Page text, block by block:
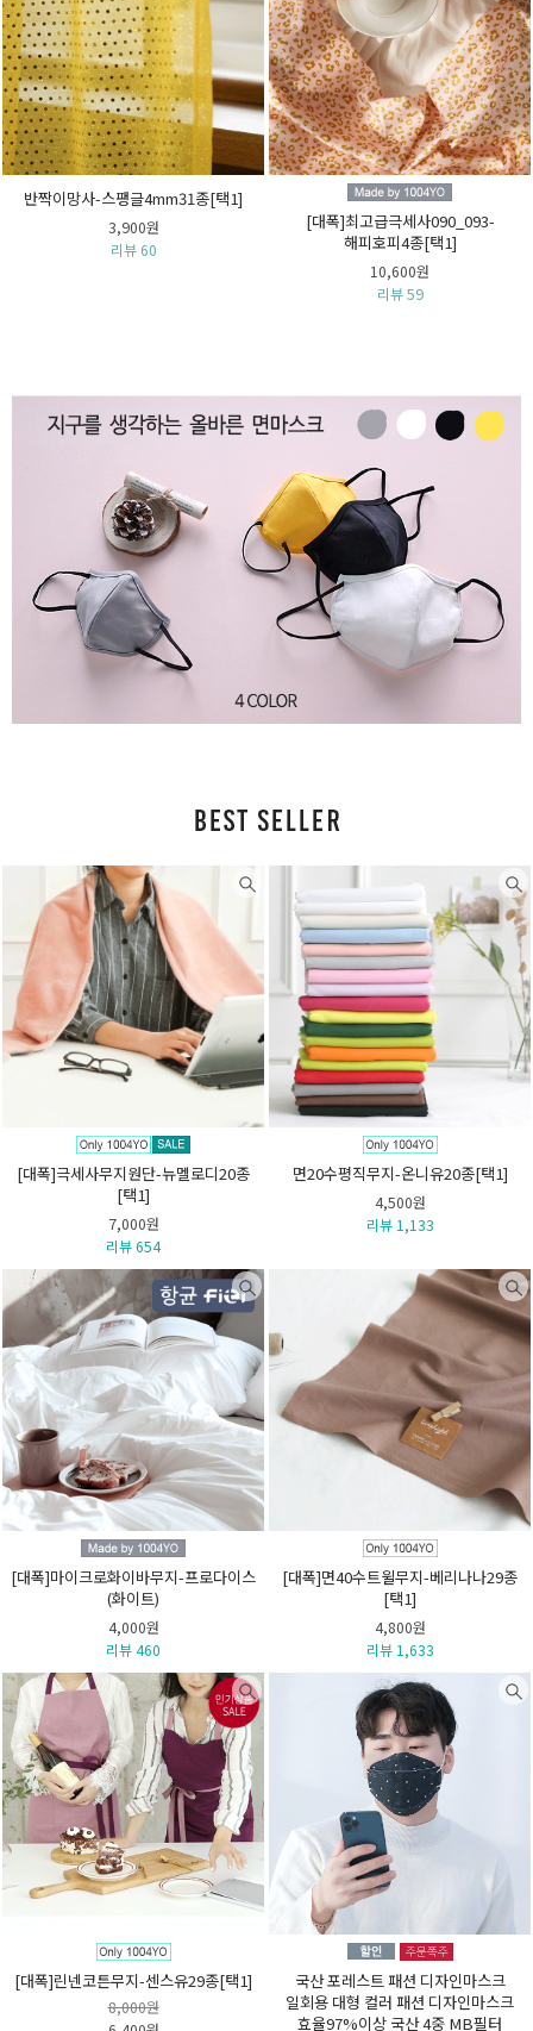
반짝이망사-스팽글4mm31종[택1]
3,900원
리뷰 60
[대폭]최고급극세사090_093-
해피호피4종[택1]
10,600원
리뷰 59
[대폭]극세사무지원단-뉴멜로디20종
[택1]
7,000원
리뷰 654
면20수평직무지-온니유20종[택1]
4,500원
리뷰 1,133
[대폭]마이크로화이바무지-프로다이스
(화이트)
4,000원
리뷰 460
[대폭]면40수트윌무지-베리나나29종
[택1]
4,800원
리뷰 1,633
[대폭]린넨코튼무지-센스유29종[택1]
8,000원
국산 포레스트 패션 디자인마스크
일회용 대형 컬러 패션 디자인마스크
효율97%이상 국산 4중 MB필터